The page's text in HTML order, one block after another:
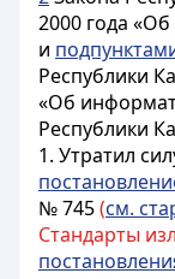
2000 года
и
Республики
«Об
Республики
1. Утратил
№ 745(см.
Стандарты